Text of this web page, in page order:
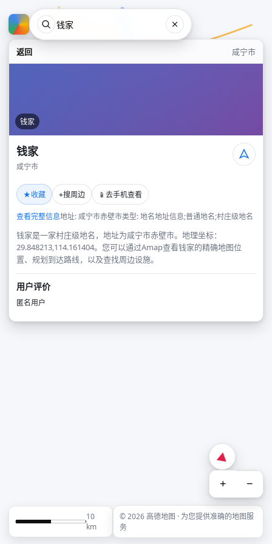
返回 咸宁市
钱家
钱家
咸宁市
★收藏 ⌖搜周边 📱 去手机查看
查看完整信息地址: 咸宁市赤壁市类型: 地名地址信息;普通地名;村庄级地名
钱家是一家村庄级地名，地址为咸宁市赤壁市。地理坐标：
29.848213,114.161404。您可以通过Amap查看钱家的精确地图位
置、规划到达路线，以及查找周边设施。
用户评价
匿名用户
+ −
10
km
© 2026 高德地图 · 为您提供准确的地图服
务